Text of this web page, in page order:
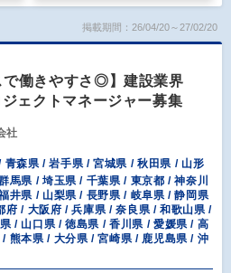
掲載期間：26/04/20～27/02/20
で働きやすさ◎】建設業界
ェクトマネージャー募集
社
青森県 / 岩手県 / 宮城県 / 秋田県 / 山形
馬県 / 埼玉県 / 千葉県 / 東京都 / 神奈川
井県 / 山梨県 / 長野県 / 岐阜県 / 静岡県
府 / 大阪府 / 兵庫県 / 奈良県 / 和歌山県 /
/ 山口県 / 徳島県 / 香川県 / 愛媛県 / 高
熊本県 / 大分県 / 宮崎県 / 鹿児島県 / 沖